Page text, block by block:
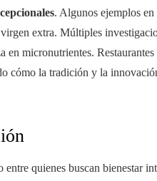
. Algunos ejemplos en
extra. Múltiples
en micronutrientes. Restaurantes
cómo la tradición y la
quienes buscan bienestar